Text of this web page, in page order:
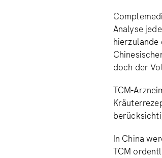
Analyse
doch der
TCM-
In China
TCM